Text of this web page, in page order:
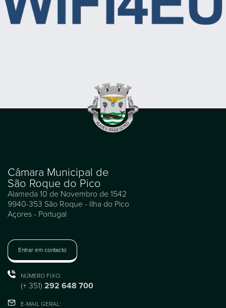
Câmara Municipal de
São Roque do Pico
Alameda 10 de Novembro de 1542
9940-353 São Roque - Ilha do Pico
Açores - Portugal
Entrar em contacto
NÚMERO FIXO:
(+ 351) 292 648 700
E-MAIL GERAL: